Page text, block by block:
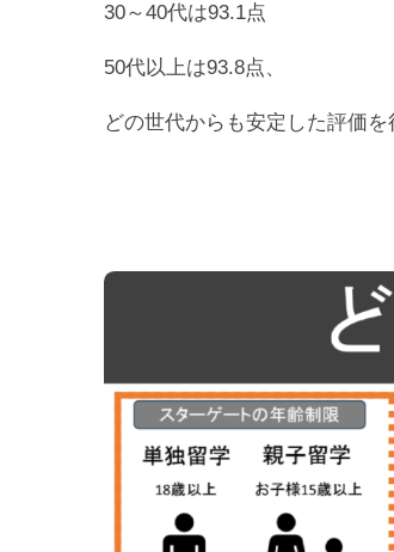
30～40代は93.1点
50代以上は93.8点、
どの世代からも安定した評価を